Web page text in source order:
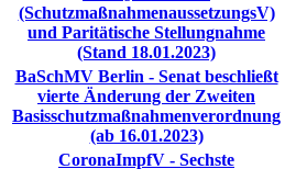
(SchutzmaßnahmenaussetzungsV)
und Paritätische Stellungnahme
(Stand 18.01.2023)
BaSchMV Berlin - Senat beschließt
vierte Änderung der Zweiten
Basisschutzmaßnahmenverordnung
(ab 16.01.2023)
CoronaImpfV - Sechste